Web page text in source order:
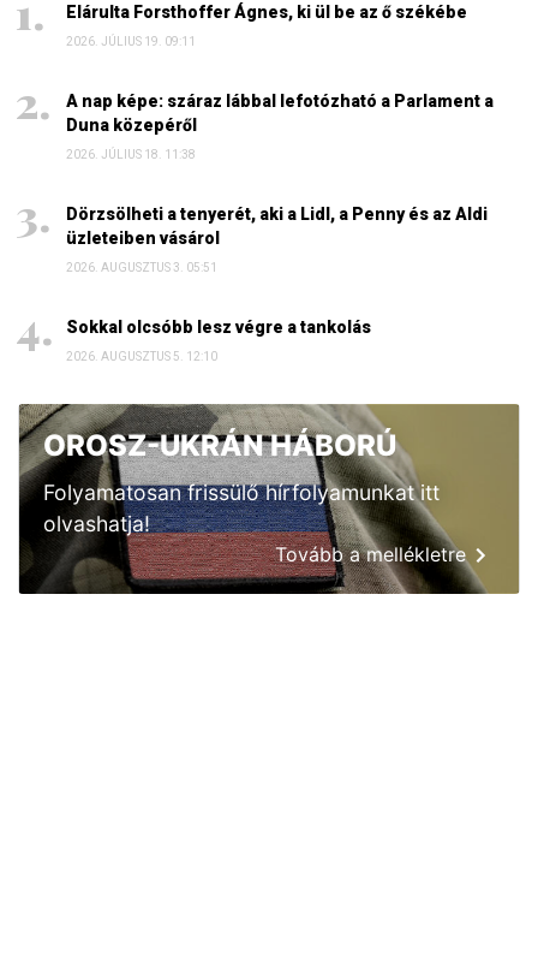
Elárulta Forsthoffer Ágnes, ki ül be az ő székébe
2026. JÚLIUS 19. 09:11
A nap képe: száraz lábbal lefotózható a Parlament a
Duna közepéről
2026. JÚLIUS 18. 11:38
Dörzsölheti a tenyerét, aki a Lidl, a Penny és az Aldi
üzleteiben vásárol
2026. AUGUSZTUS 3. 05:51
Sokkal olcsóbb lesz végre a tankolás
2026. AUGUSZTUS 5. 12:10
OROSZ-UKRÁN HÁBORÚ
Folyamatosan frissülő hírfolyamunkat itt
olvashatja!
Tovább a mellékletre